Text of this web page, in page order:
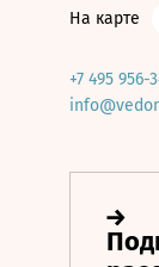
На карте
+7 495 956-